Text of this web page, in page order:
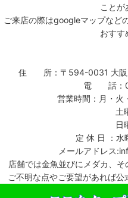
ことが
ご来店の際はgoogleマップなど
おすす
住 所：〒594-0031 大阪
電 話：
営業時間：月・火
土曜日
日曜日
定 休 日 ：水
メールアドレス
店舗では金魚並びにメダカ、
ご不明な点やご要望があれば